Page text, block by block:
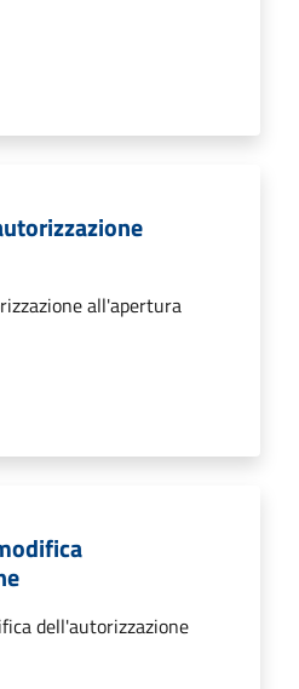
all'apertura
dell'autorizzazione